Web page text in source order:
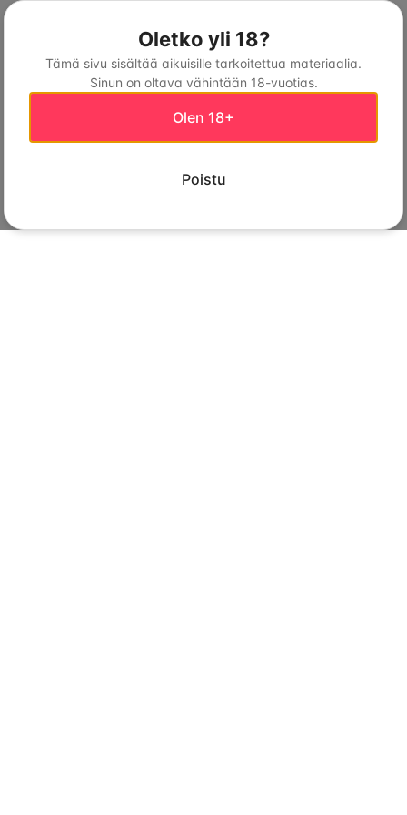
Oletko yli 18?
Tämä sivu sisältää aikuisille tarkoitettua materiaalia.
Sinun on oltava vähintään 18-vuotias.
Olen 18+
Poistu